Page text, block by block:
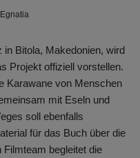
Bitola, Makedonien, wird
Projekt offiziell vorstellen.
Karawane von Menschen
mit Eseln und
soll ebenfalls
für das Buch über die
begleitet die